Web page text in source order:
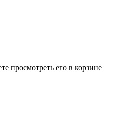
просмотреть его в корзине